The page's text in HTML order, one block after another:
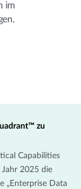
im
zu
Capabilities
2025 die
„Enterprise Data